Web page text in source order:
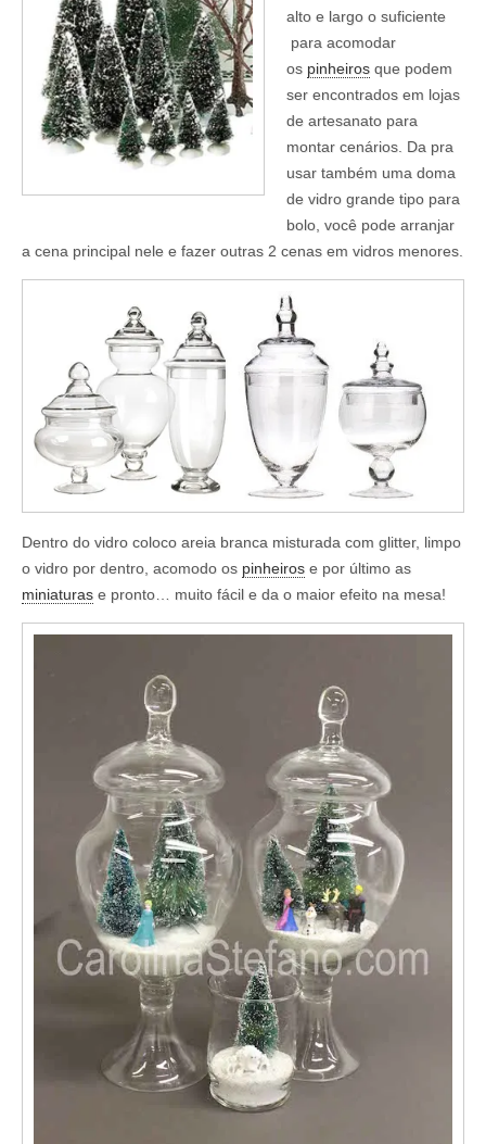
alto e largo o suficiente
para acomodar
os pinheiros que podem
ser encontrados em lojas
de artesanato para
montar cenários. Da pra
usar também uma doma
de vidro grande tipo para
bolo, você pode arranjar
a cena principal nele e fazer outras 2 cenas em vidros menores.
Dentro do vidro coloco areia branca misturada com glitter, limpo
o vidro por dentro, acomodo os pinheiros e por último as
miniaturas e pronto… muito fácil e da o maior efeito na mesa!